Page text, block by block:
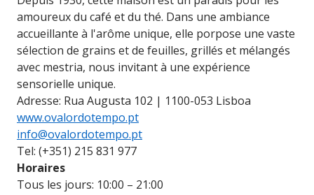
amoureux du café et du thé. Dans une ambiance
accueillante à l'arôme unique, elle porpose une vaste
sélection de grains et de feuilles, grillés et mélangés
avec mestria, nous invitant à une expérience
sensorielle unique.
Adresse: Rua Augusta 102 | 1100-053 Lisboa
www.ovalordotempo.pt
info@ovalordotempo.pt
Tel: (+351) 215 831 977
Horaires
Tous les jours: 10:00 – 21:00